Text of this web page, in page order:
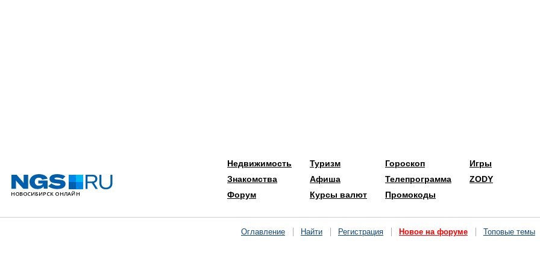
Недвижимость
Знакомства
Форум
Туризм
Афиша
Курсы валют
Гороскоп
Телепрограмма
Промокоды
Игры
ZODY
Оглавление Найти Регистрация Новое на форуме Топовые темы